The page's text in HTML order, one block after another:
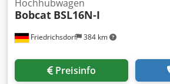
Friedrichsdorf 384 km
Hochhubwagen
Bobcat BSL16N-I
Preisinfo